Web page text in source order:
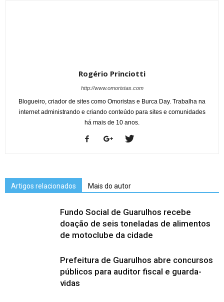
Rogério Princiotti
http://www.omoristas.com
Blogueiro, criador de sites como Omoristas e Burca Day. Trabalha na
internet administrando e criando conteúdo para sites e comunidades
há mais de 10 anos.
Artigos relacionados Mais do autor
Fundo Social de Guarulhos recebe
doação de seis toneladas de alimentos
de motoclube da cidade
Prefeitura de Guarulhos abre concursos
públicos para auditor fiscal e guarda-
vidas